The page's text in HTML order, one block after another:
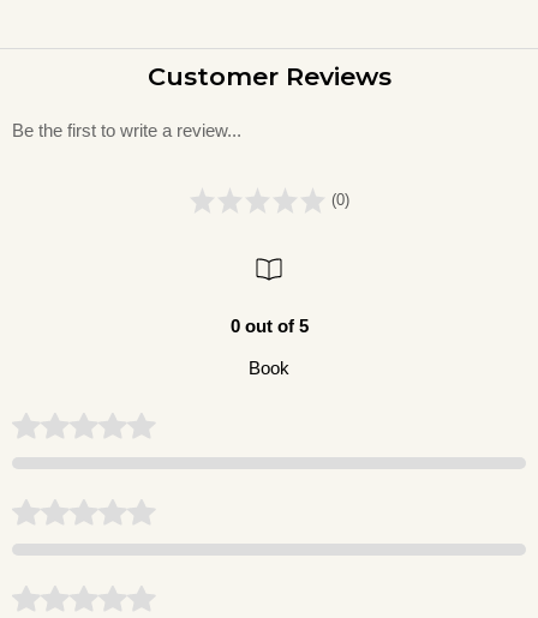
Customer Reviews
Be the first to write a review...
(0)
0 out of 5
Book